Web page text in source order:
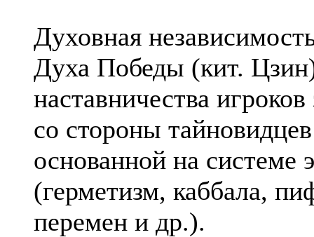
Духовная
Духа Победы (кит.
наставничества
со стороны
основанной на системе
(герметизм, каббала,
перемен и др.).